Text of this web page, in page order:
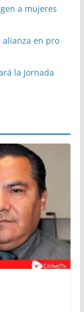
a mujeres
alianza en pro
la Jornada